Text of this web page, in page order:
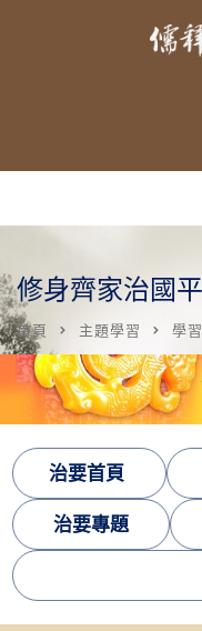
修身齊家治國
首頁 主題學習 學
治要首頁
治要專題